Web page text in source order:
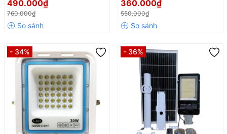
490.000₫
760.000₫
360.000₫
550.000₫
- 34% - 36%